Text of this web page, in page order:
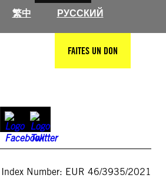
繁中 РУССКИЙ
FAITES UN DON
Index Number: EUR 46/3935/2021